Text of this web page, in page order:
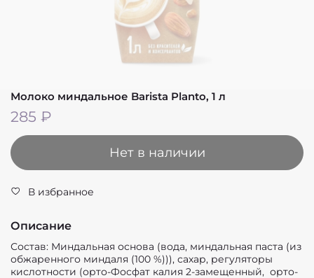
Молоко миндальное Barista Planto, 1 л
285 ₽
Нет в наличии
В избранное
Описание
Состав: Миндальная основа (вода, миндальная паста (из
обжаренного миндаля (100 %))), сахар, регуляторы
кислотности (орто-Фосфат калия 2-замещенный, орто-